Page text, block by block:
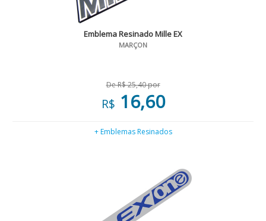
Emblema Resinado Mille EX
MARÇON
De R$ 25,40 por
R$ 16,60
+ Emblemas Resinados